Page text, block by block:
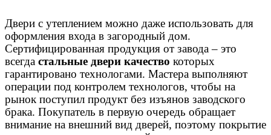
Двери с утеплением можно даже использовать для
оформления входа в загородный дом.
Сертифицированная продукция от завода – это
всегда стальные двери качество которых
гарантировано технологами. Мастера выполняют
операции под контролем технологов, чтобы на
рынок поступил продукт без изъянов заводского
брака. Покупатель в первую очередь обращает
внимание на внешний вид дверей, поэтому покрытие